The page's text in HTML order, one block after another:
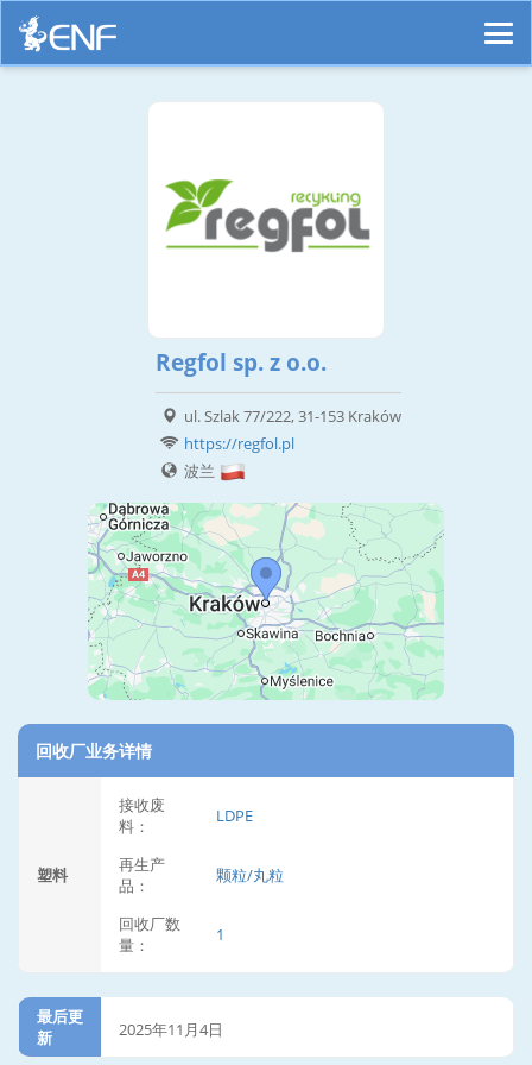
Regfol sp. z o.o.
ul. Szlak 77/222, 31-153 Kraków
https://regfol.pl
波兰
回收厂业务详情
塑料
接收废
料：
LDPE
再生产
品：
颗粒/丸粒
回收厂数
量：
1
最后更
新
2025年11月4日